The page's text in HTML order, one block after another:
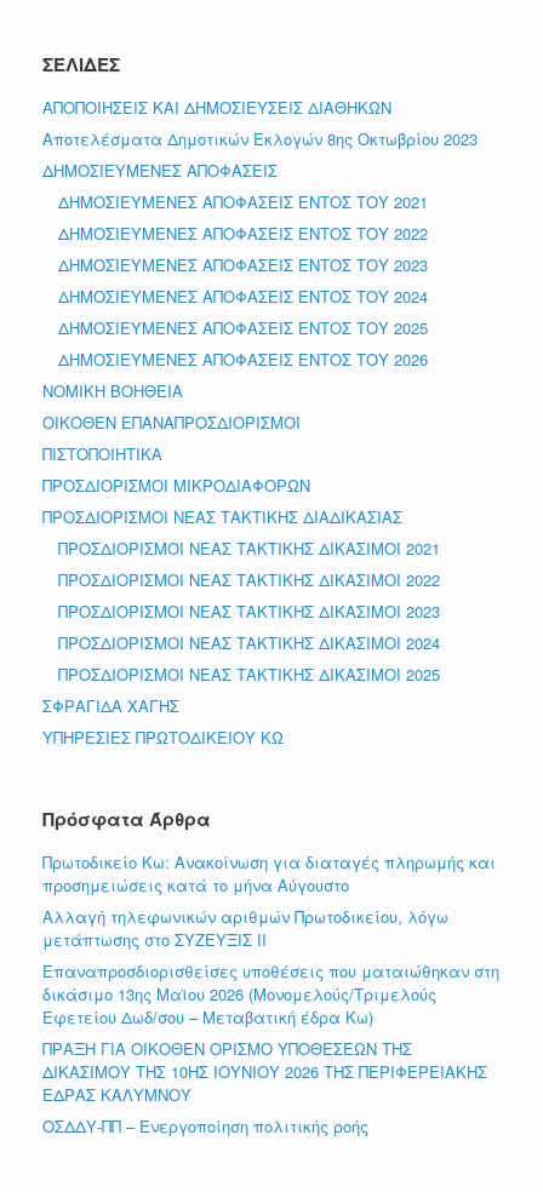
ΣΕΛΙΔΕΣ
ΑΠΟΠΟΙΗΣΕΙΣ ΚΑΙ ΔΗΜΟΣΙΕΥΣΕΙΣ ΔΙΑΘΗΚΩΝ
Αποτελέσματα Δημοτικών Εκλογών 8ης Οκτωβρίου 2023
ΔΗΜΟΣΙΕΥΜΕΝΕΣ ΑΠΟΦΑΣΕΙΣ
ΔΗΜΟΣΙΕΥΜΕΝΕΣ ΑΠΟΦΑΣΕΙΣ ΕΝΤΟΣ ΤΟΥ 2021
ΔΗΜΟΣΙΕΥΜΕΝΕΣ ΑΠΟΦΑΣΕΙΣ ΕΝΤΟΣ ΤΟΥ 2022
ΔΗΜΟΣΙΕΥΜΕΝΕΣ ΑΠΟΦΑΣΕΙΣ ΕΝΤΟΣ ΤΟΥ 2023
ΔΗΜΟΣΙΕΥΜΕΝΕΣ ΑΠΟΦΑΣΕΙΣ ΕΝΤΟΣ ΤΟΥ 2024
ΔΗΜΟΣΙΕΥΜΕΝΕΣ ΑΠΟΦΑΣΕΙΣ ΕΝΤΟΣ ΤΟΥ 2025
ΔΗΜΟΣΙΕΥΜΕΝΕΣ ΑΠΟΦΑΣΕΙΣ ΕΝΤΟΣ ΤΟΥ 2026
ΝΟΜΙΚΗ ΒΟΗΘΕΙΑ
ΟΙΚΟΘΕΝ ΕΠΑΝΑΠΡΟΣΔΙΟΡΙΣΜΟΙ
ΠΙΣΤΟΠΟΙΗΤΙΚΑ
ΠΡΟΣΔΙΟΡΙΣΜΟΙ ΜΙΚΡΟΔΙΑΦΟΡΩΝ
ΠΡΟΣΔΙΟΡΙΣΜΟΙ ΝΕΑΣ ΤΑΚΤΙΚΗΣ ΔΙΑΔΙΚΑΣΙΑΣ
ΠΡΟΣΔΙΟΡΙΣΜΟΙ ΝΕΑΣ ΤΑΚΤΙΚΗΣ ΔΙΚΑΣΙΜΟΙ 2021
ΠΡΟΣΔΙΟΡΙΣΜΟΙ ΝΕΑΣ ΤΑΚΤΙΚΗΣ ΔΙΚΑΣΙΜΟΙ 2022
ΠΡΟΣΔΙΟΡΙΣΜΟΙ ΝΕΑΣ ΤΑΚΤΙΚΗΣ ΔΙΚΑΣΙΜΟΙ 2023
ΠΡΟΣΔΙΟΡΙΣΜΟΙ ΝΕΑΣ ΤΑΚΤΙΚΗΣ ΔΙΚΑΣΙΜΟΙ 2024
ΠΡΟΣΔΙΟΡΙΣΜΟΙ ΝΕΑΣ ΤΑΚΤΙΚΗΣ ΔΙΚΑΣΙΜΟΙ 2025
ΣΦΡΑΓΙΔΑ ΧΑΓΗΣ
ΥΠΗΡΕΣΙΕΣ ΠΡΩΤΟΔΙΚΕΙΟΥ ΚΩ
Πρόσφατα Άρθρα
Πρωτοδικείο Κω: Ανακοίνωση για διαταγές πληρωμής και
προσημειώσεις κατά το μήνα Αύγουστο
Αλλαγή τηλεφωνικών αριθμών Πρωτοδικείου, λόγω
μετάπτωσης στο ΣΥΖΕΥΞΙΣ ΙΙ
Επαναπροσδιορισθείσες υποθέσεις που ματαιώθηκαν στη
δικάσιμο 13ης Μαϊου 2026 (Μονομελούς/Τριμελούς
Εφετείου Δωδ/σου – Μεταβατική έδρα Κω)
ΠΡΑΞΗ ΓΙΑ ΟΙΚΟΘΕΝ ΟΡΙΣΜΟ ΥΠΟΘΕΣΕΩΝ ΤΗΣ
ΔΙΚΑΣΙΜΟΥ ΤΗΣ 10ΗΣ ΙΟΥΝΙΟΥ 2026 ΤΗΣ ΠΕΡΙΦΕΡΕΙΑΚΗΣ
ΕΔΡΑΣ ΚΑΛΥΜΝΟΥ
ΟΣΔΔΥ-ΠΠ – Ενεργοποίηση πολιτικής ροής